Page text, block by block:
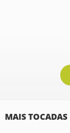
MAIS TOCADAS